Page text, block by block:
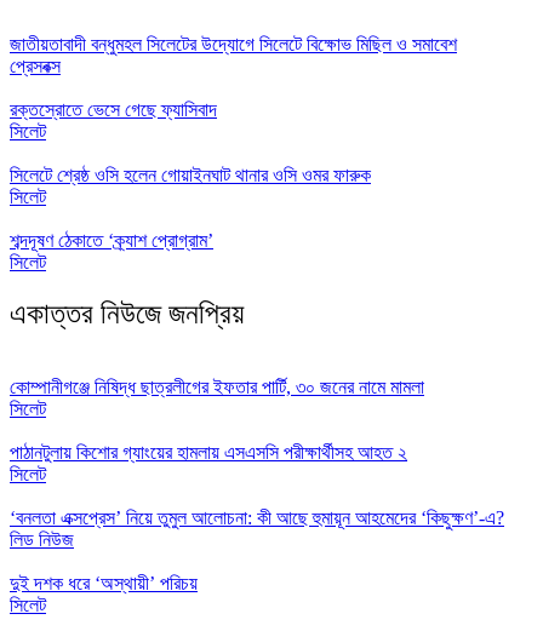
জাতীয়তাবাদী বন্ধুমহল সিলেটের উদ্যোগে সিলেটে বিক্ষোভ মিছিল ও সমাবেশ
প্রেসবক্স
রক্তস্রোতে ভেসে গেছে ফ্যাসিবাদ
সিলেট
সিলেটে শ্রেষ্ঠ ওসি হলেন গোয়াইনঘাট থানার ওসি ওমর ফারুক
সিলেট
শব্দদূষণ ঠেকাতে ‘ক্র্যাশ প্রোগ্রাম’
সিলেট
একাত্তর নিউজে জনপ্রিয়
কোম্পানীগঞ্জে নিষিদ্ধ ছাত্রলীগের ইফতার পার্টি, ৩০ জনের নামে মামলা
সিলেট
পাঠানটুলায় কিশোর গ্যাংয়ের হামলায় এসএসসি পরীক্ষার্থীসহ আহত ২
সিলেট
‘বনলতা এক্সপ্রেস’ নিয়ে তুমুল আলোচনা: কী আছে হুমায়ূন আহমেদের ‘কিছুক্ষণ’-এ?
লিড নিউজ
দুই দশক ধরে ‘অস্থায়ী’ পরিচয়
সিলেট